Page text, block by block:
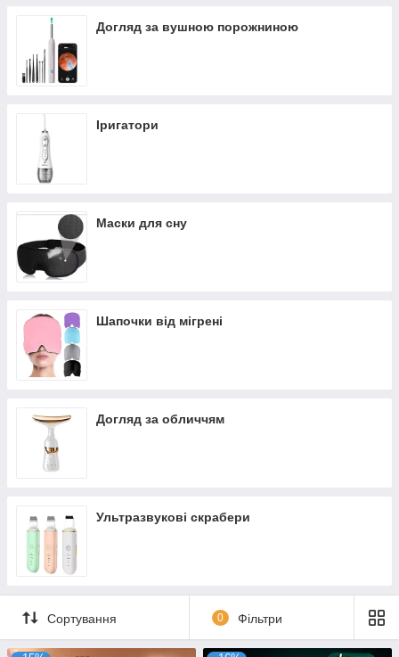
Догляд за вушною порожниною
Іригатори
Маски для сну
Шапочки від мігрені
Догляд за обличчям
Ультразвукові скрабери
Сортування 0 Фільтри